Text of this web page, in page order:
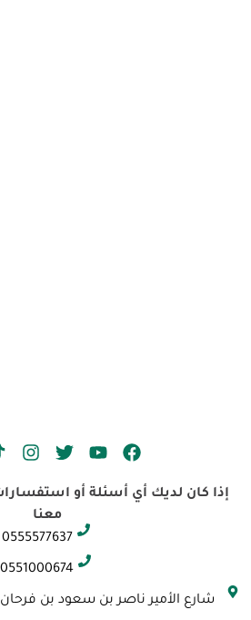
F
c
Y
u
u
e
T
i
t
t
r
I
s
a
r
m
إذا كان لديك أي أسئلة أو
معنا
0555577637
0551000674
شارع الأمير ناصر بن سعود بن